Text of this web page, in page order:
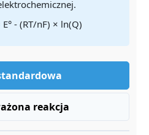
- (RT/nF) × ln(Q)
reakcja